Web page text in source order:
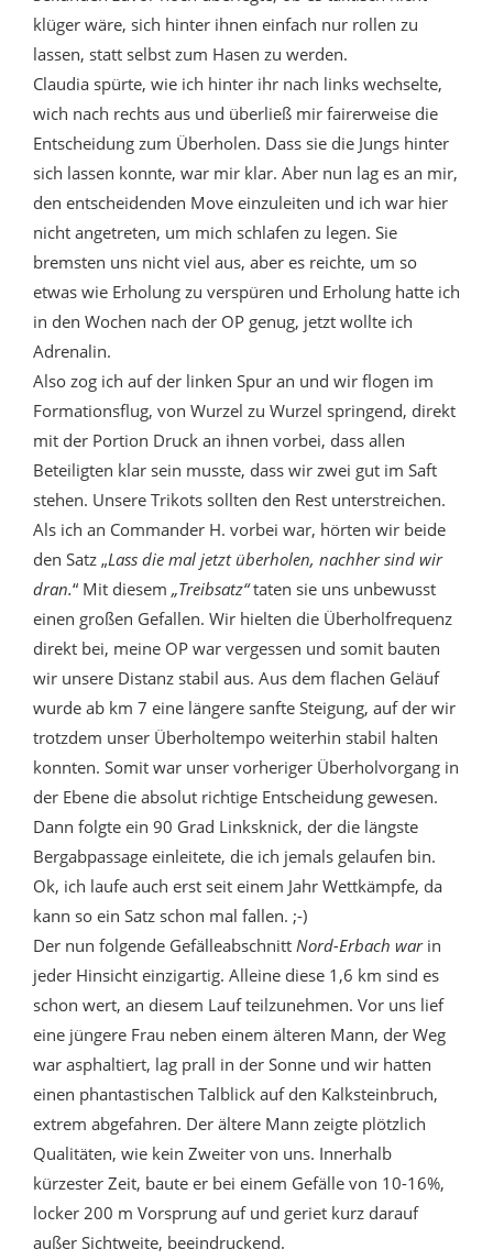
klüger wäre, sich hinter ihnen einfach nur rollen zu
lassen, statt selbst zum Hasen zu werden.
Claudia spürte, wie ich hinter ihr nach links wechselte,
wich nach rechts aus und überließ mir fairerweise die
Entscheidung zum Überholen. Dass sie die Jungs hinter
sich lassen konnte, war mir klar. Aber nun lag es an mir,
den entscheidenden Move einzuleiten und ich war hier
nicht angetreten, um mich schlafen zu legen. Sie
bremsten uns nicht viel aus, aber es reichte, um so
etwas wie Erholung zu verspüren und Erholung hatte ich
in den Wochen nach der OP genug, jetzt wollte ich
Adrenalin.
Also zog ich auf der linken Spur an und wir flogen im
Formationsflug, von Wurzel zu Wurzel springend, direkt
mit der Portion Druck an ihnen vorbei, dass allen
Beteiligten klar sein musste, dass wir zwei gut im Saft
stehen. Unsere Trikots sollten den Rest unterstreichen.
Als ich an Commander H. vorbei war, hörten wir beide
den Satz „Lass die mal jetzt überholen, nachher sind wir
dran.“ Mit diesem „Treibsatz“taten sie uns unbewusst
einen großen Gefallen. Wir hielten die Überholfrequenz
direkt bei, meine OP war vergessen und somit bauten
wir unsere Distanz stabil aus. Aus dem flachen Geläuf
wurde ab km 7 eine längere sanfte Steigung, auf der wir
trotzdem unser Überholtempo weiterhin stabil halten
konnten. Somit war unser vorheriger Überholvorgang in
der Ebene die absolut richtige Entscheidung gewesen.
Dann folgte ein 90 Grad Linksknick, der die längste
Bergabpassage einleitete, die ich jemals gelaufen bin.
Ok, ich laufe auch erst seit einem Jahr Wettkämpfe, da
kann so ein Satz schon mal fallen. ;-)
Der nun folgende Gefälleabschnitt Nord-Erbach warin
jeder Hinsicht einzigartig. Alleine diese 1,6 km sind es
schon wert, an diesem Lauf teilzunehmen. Vor uns lief
eine jüngere Frau neben einem älteren Mann, der Weg
war asphaltiert, lag prall in der Sonne und wir hatten
einen phantastischen Talblick auf den Kalksteinbruch,
extrem abgefahren. Der ältere Mann zeigte plötzlich
Qualitäten, wie kein Zweiter von uns. Innerhalb
kürzester Zeit, baute er bei einem Gefälle von 10-16%,
locker 200 m Vorsprung auf und geriet kurz darauf
außer Sichtweite, beeindruckend.